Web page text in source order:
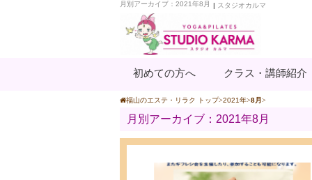
月別アーカイブ：2021年8月 | スタジオカルマ
初めての方へ クラス・講師紹介
福山のエステ・リラク トップ 2021年 8月
月別アーカイブ：2021年8月